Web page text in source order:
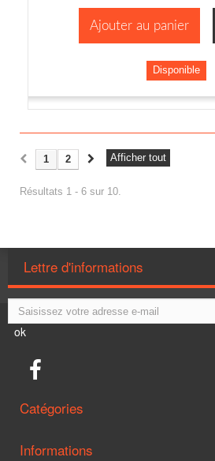
Ajouter au panier
Disponible
Afficher tout
1 2
Résultats 1 - 6 sur 10.
Lettre d'informations
ok
Catégories
Informations